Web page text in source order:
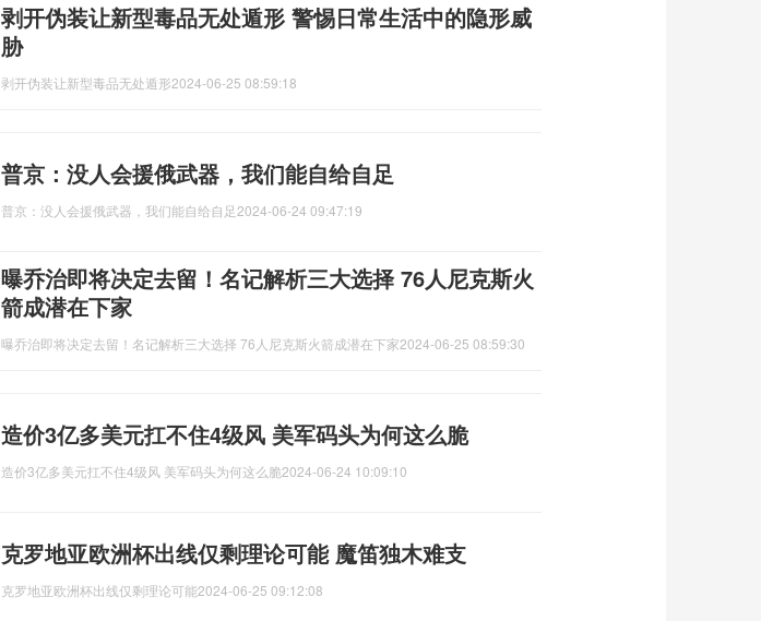
剥开伪装让新型毒品无处遁形 警惕日常生活中的隐形威
胁
剥开伪装让新型毒品无处遁形2024-06-25 08:59:18
普京：没人会援俄武器，我们能自给自足
普京：没人会援俄武器，我们能自给自足2024-06-24 09:47:19
曝乔治即将决定去留！名记解析三大选择 76人尼克斯火
箭成潜在下家
曝乔治即将决定去留！名记解析三大选择 76人尼克斯火箭成潜在下家2024-06-25 08:59:30
造价3亿多美元扛不住4级风 美军码头为何这么脆
造价3亿多美元扛不住4级风 美军码头为何这么脆2024-06-24 10:09:10
克罗地亚欧洲杯出线仅剩理论可能 魔笛独木难支
克罗地亚欧洲杯出线仅剩理论可能2024-06-25 09:12:08